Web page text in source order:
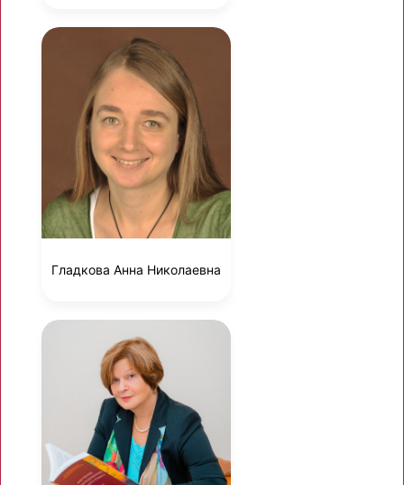
Гладкова Анна Николаевна